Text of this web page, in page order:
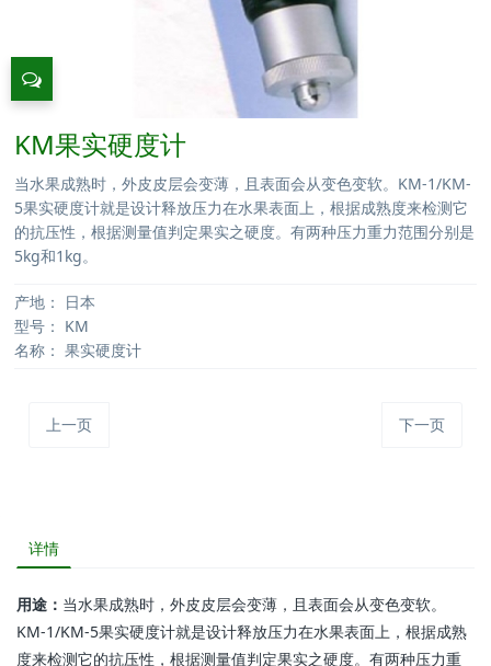
KM果实硬度计
当水果成熟时，外皮皮层会变薄，且表面会从变色变软。KM-1/KM-
5果实硬度计就是设计释放压力在水果表面上，根据成熟度来检测它
的抗压性，根据测量值判定果实之硬度。有两种压力重力范围分别是
5kg和1kg。
产地：
日本
型号： KM
名称： 果实硬度计
上一页 下一页
详情
用途： 当水果成熟时，外皮皮层会变薄，且表面会从变色变软。
KM-1/KM-5果实硬度计就是设计释放压力在水果表面上，根据成熟
度来检测它的抗压性，根据测量值判定果实之硬度。有两种压力重